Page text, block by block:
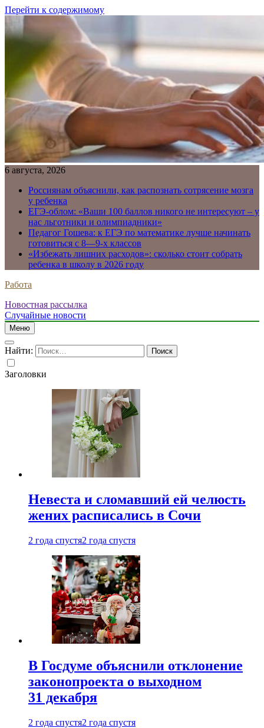
Перейти к содержимому
6 августа, 2026
Россиянам объяснили, как распознать сотрясение мозга
у ребенка
ЕГЭ-облом: «Ваши 100 баллов никого не интересуют – у
нас льготники и олимпиадники»
Педагог Гошева: к ЕГЭ по математике лучше начинать
готовиться с 8—9-х классов
«Избежать лишних расходов»: сколько стоит собрать
ребенка в школу в 2026 году
Работа
Новостная рассылка
Случайные новости
Меню
Найти:
Заголовки
Невеста и сломавший ей челюсть
жених расписались в Сочи
2 года спустя2 года спустя
В Госдуме объяснили отклонение
законопроекта о выходном
31 декабря
2 года спустя2 года спустя